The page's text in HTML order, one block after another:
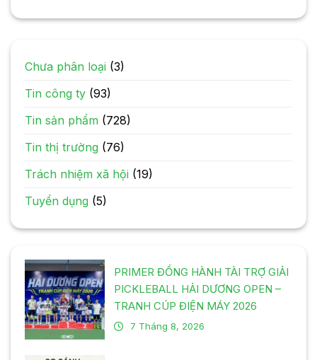
Chưa phân loại (3)
Tin công ty (93)
Tin sản phẩm (728)
Tin thị trường (76)
Trách nhiệm xã hội (19)
Tuyển dụng (5)
PRIMER ĐỒNG HÀNH TÀI TRỢ GIẢI
PICKLEBALL HẢI DƯƠNG OPEN –
TRANH CÚP ĐIỆN MÁY 2026
7 Tháng 8, 2026